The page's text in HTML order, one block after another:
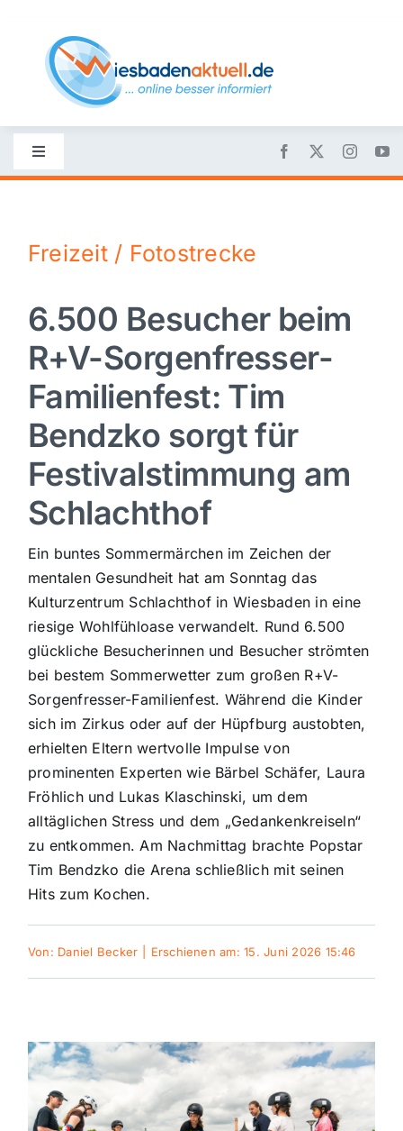
content
Toggle
Navigation
Nachrichten
Politik
Sport
Panorama
Mein Stadtteil
Galerie
Verkehrsmeldungen
Polizeimeldungen
Themen und Termine
Freizeit / Fotostrecke
6.500 Besucher beim
R+V-Sorgenfresser-
Familienfest: Tim
Bendzko sorgt für
Festivalstimmung am
Schlachthof
Ein buntes Sommermärchen im Zeichen der
mentalen Gesundheit hat am Sonntag das
Kulturzentrum Schlachthof in Wiesbaden in eine
riesige Wohlfühloase verwandelt. Rund 6.500
glückliche Besucherinnen und Besucher strömten
bei bestem Sommerwetter zum großen R+V-
Sorgenfresser-Familienfest. Während die Kinder
sich im Zirkus oder auf der Hüpfburg austobten,
erhielten Eltern wertvolle Impulse von
prominenten Experten wie Bärbel Schäfer, Laura
Fröhlich und Lukas Klaschinski, um dem
alltäglichen Stress und dem „Gedankenkreiseln“
zu entkommen. Am Nachmittag brachte Popstar
Tim Bendzko die Arena schließlich mit seinen
Hits zum Kochen.
Von: Daniel Becker Erschienen am: 15. Juni 2026 15:46